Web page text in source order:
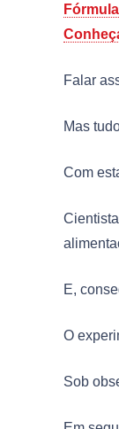
Falar
Mas
Com
E,
O
Sob